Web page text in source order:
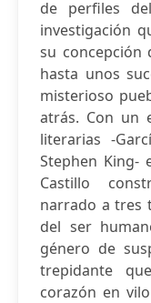
de perfiles
investigación
su concepción
hasta unos
misterioso
atrás. Con un
literarias -
Stephen King-
Castillo
narrado a tres
del ser
género de
trepidante
corazón en